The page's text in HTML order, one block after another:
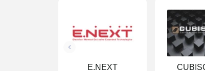
E.NEXT